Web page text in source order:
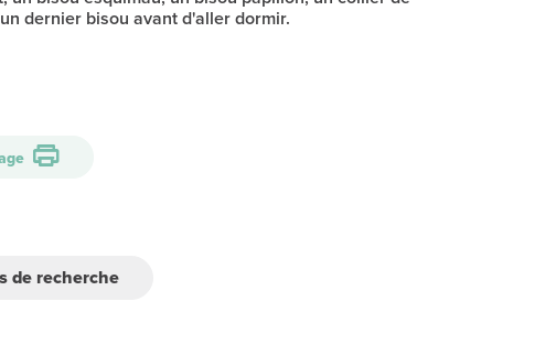
dernier bisou avant d'aller dormir.
de recherche